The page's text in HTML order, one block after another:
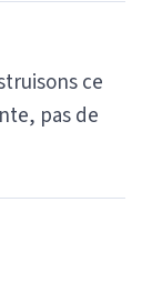
ce
pas de